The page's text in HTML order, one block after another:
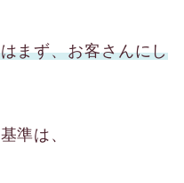
まず、お客さんにし
準は、